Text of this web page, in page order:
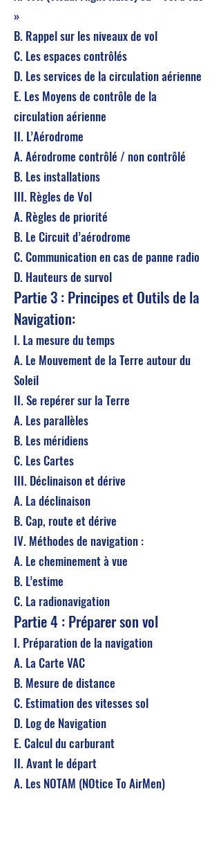
»
B. Rappel sur les niveaux de vol
C. Les espaces contrôlés
D. Les services de la circulation aérienne
E. Les Moyens de contrôle de la
circulation aérienne
II. L’Aérodrome
A. Aérodrome contrôlé / non contrôlé
B. Les installations
III. Règles de Vol
A. Règles de priorité
B. Le Circuit d’aérodrome
C. Communication en cas de panne radio
D. Hauteurs de survol
Partie 3 : Principes et Outils de la
Navigation:
I. La mesure du temps
A. Le Mouvement de la Terre autour du
Soleil
II. Se repérer sur la Terre
A. Les parallèles
B. Les méridiens
C. Les Cartes
III. Déclinaison et dérive
A. La déclinaison
B. Cap, route et dérive
IV. Méthodes de navigation :
A. Le cheminement à vue
B. L’estime
C. La radionavigation
Partie 4 : Préparer son vol
I. Préparation de la navigation
A. La Carte VAC
B. Mesure de distance
C. Estimation des vitesses sol
D. Log de Navigation
E. Calcul du carburant
II. Avant le départ
A. Les NOTAM (NOtice To AirMen)